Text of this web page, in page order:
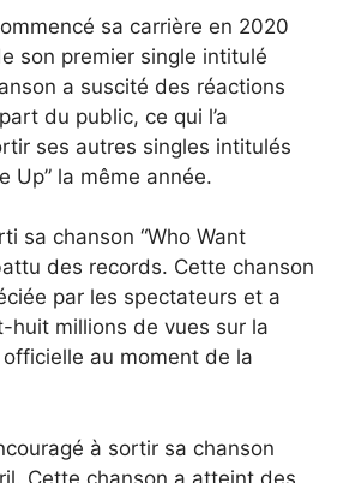
sa carrière en 2020
son premier single intitulé
a suscité des réactions
du public, ce qui l’a
ses autres singles intitulés
Up” la même année.
sa chanson “Who Want
des records. Cette chanson
par les spectateurs et a
huit millions de vues sur la
au moment de la
à sortir sa chanson
Cette chanson a atteint des